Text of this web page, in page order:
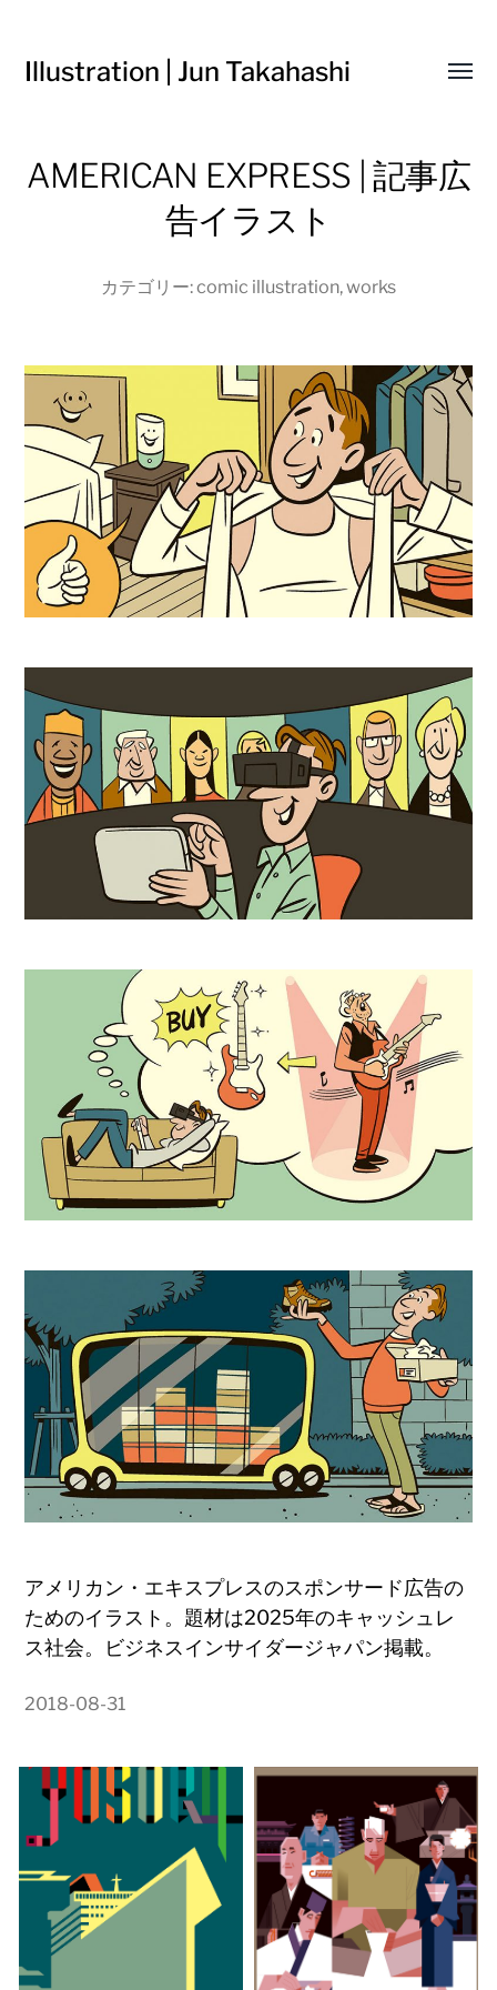
Illustration | Jun Takahashi
AMERICAN EXPRESS | 記事広
告イラスト
カテゴリー:comic illustration,works
アメリカン・エキスプレスのスポンサード広告の
ためのイラスト。題材は2025年のキャッシュレ
ス社会。ビジネスインサイダージャパン掲載。
2018-08-31